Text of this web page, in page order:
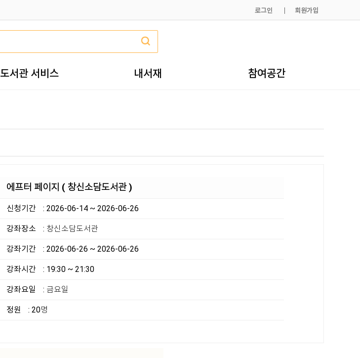
로그인 회원가입
도서관 서비스 내서재 참여공간
에프터 페이지 ( 창신소담도서관 )
신청기간 : 2026-06-14 ~ 2026-06-26
강좌장소 : 창신소담도서관
강좌기간 : 2026-06-26 ~ 2026-06-26
강좌시간 : 19:30 ~ 21:30
강좌요일 : 금요일
정원 : 20명